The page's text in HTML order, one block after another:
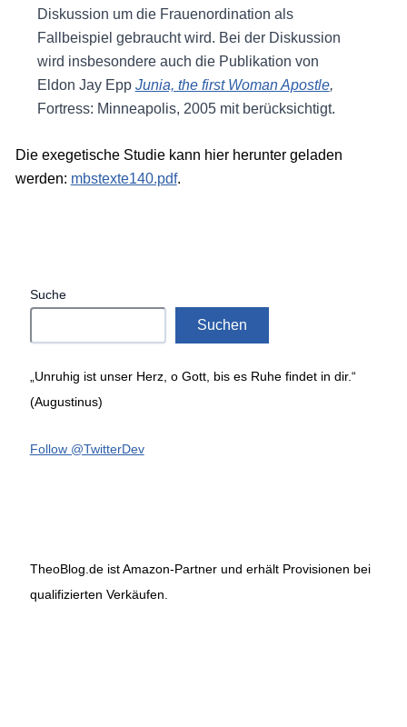
Diskussion um die Frauenordination als
Fallbeispiel gebraucht wird. Bei der Diskussion
wird insbesondere auch die Publikation von
Eldon Jay Epp Junia, the first Woman Apostle,
Fortress: Minneapolis, 2005 mit berücksichtigt.
Die exegetische Studie kann hier herunter geladen
werden: mbstexte140.pdf.
Suche
Suchen
„Unruhig ist unser Herz, o Gott, bis es Ruhe findet in dir.“
(Augustinus)
Follow @TwitterDev
TheoBlog.de ist Amazon-Partner und erhält Provisionen bei
qualifizierten Verkäufen.